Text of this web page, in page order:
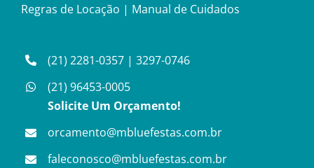
Regras de Locação | Manual de Cuidados
(21) 2281-0357 |3297-0746
(21) 96453-0005
Solicite Um Orçamento!
orcamento@mbluefestas.com.br
faleconosco@mbluefestas.com.br